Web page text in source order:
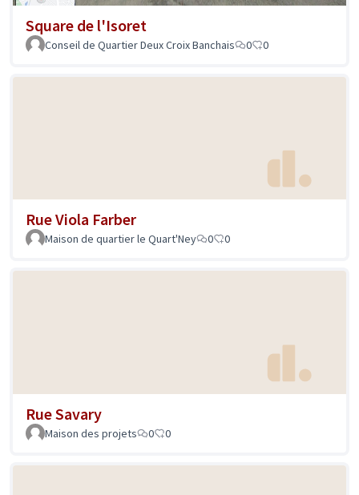
Square de l'Isoret
Conseil de Quartier Deux Croix Banchais 0 0
Rue Viola Farber
Maison de quartier le Quart'Ney 0 0
Rue Savary
Maison des projets 0 0